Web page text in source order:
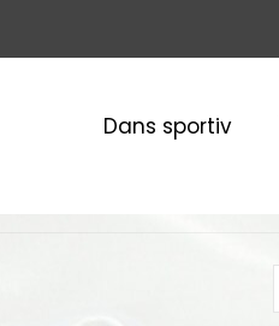
Dans sportiv